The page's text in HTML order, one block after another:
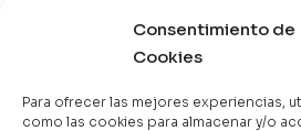
Consentimiento de
Cookies
Para ofrecer las mejores experiencias,
como las cookies para almacenar y/o
Mejor Valorados
Libros en Oferta